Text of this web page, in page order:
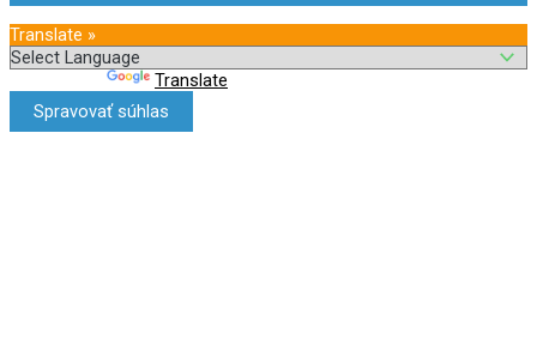
Translate »
Translate
Spravovať súhlas